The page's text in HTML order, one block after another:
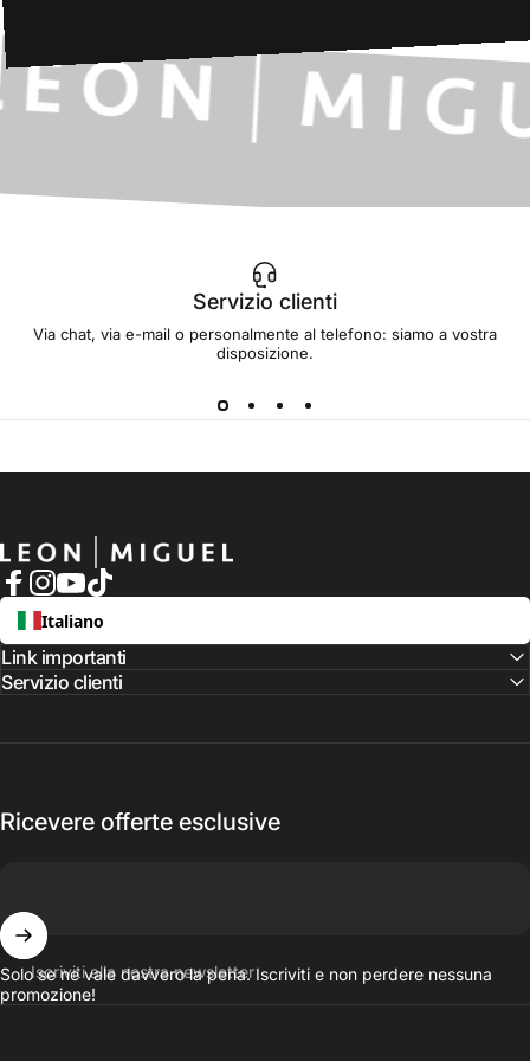
Servizio clienti
Via chat, via e-mail o personalmente al telefono: siamo a vostra
disposizione.
LEON MIGUEL
Facebook
Instagram
Italiano
Link importanti
Servizio clienti
Ricevere offerte esclusive
Iscriviti alla nostra newsletter
Solo se ne vale davvero la pena. Iscriviti e non perdere nessuna
promozione!